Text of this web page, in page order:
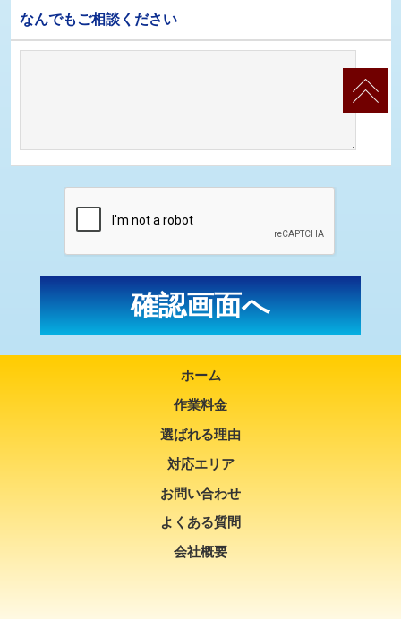
なんでもご相談ください
ホーム
作業料金
選ばれる理由
対応エリア
お問い合わせ
よくある質問
会社概要